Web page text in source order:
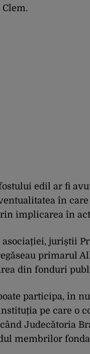
edil ar fi
în
implicarea în
juriștii
primarul
din fonduri
participa, în
pe care o
Judecătoria
membrilor